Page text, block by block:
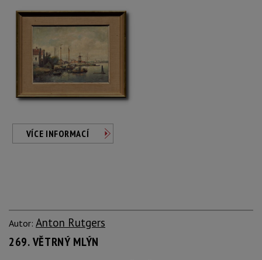
VÍCE INFORMACÍ
Autor: Anton Rutgers
269. VĚTRNÝ MLÝN